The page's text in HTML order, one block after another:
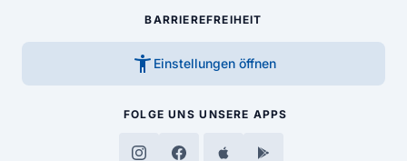
BARRIEREFREIHEIT
accessibility_new Einstellungen öffnen
FOLGE UNS UNSERE APPS